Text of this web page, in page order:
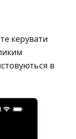
керувати
в